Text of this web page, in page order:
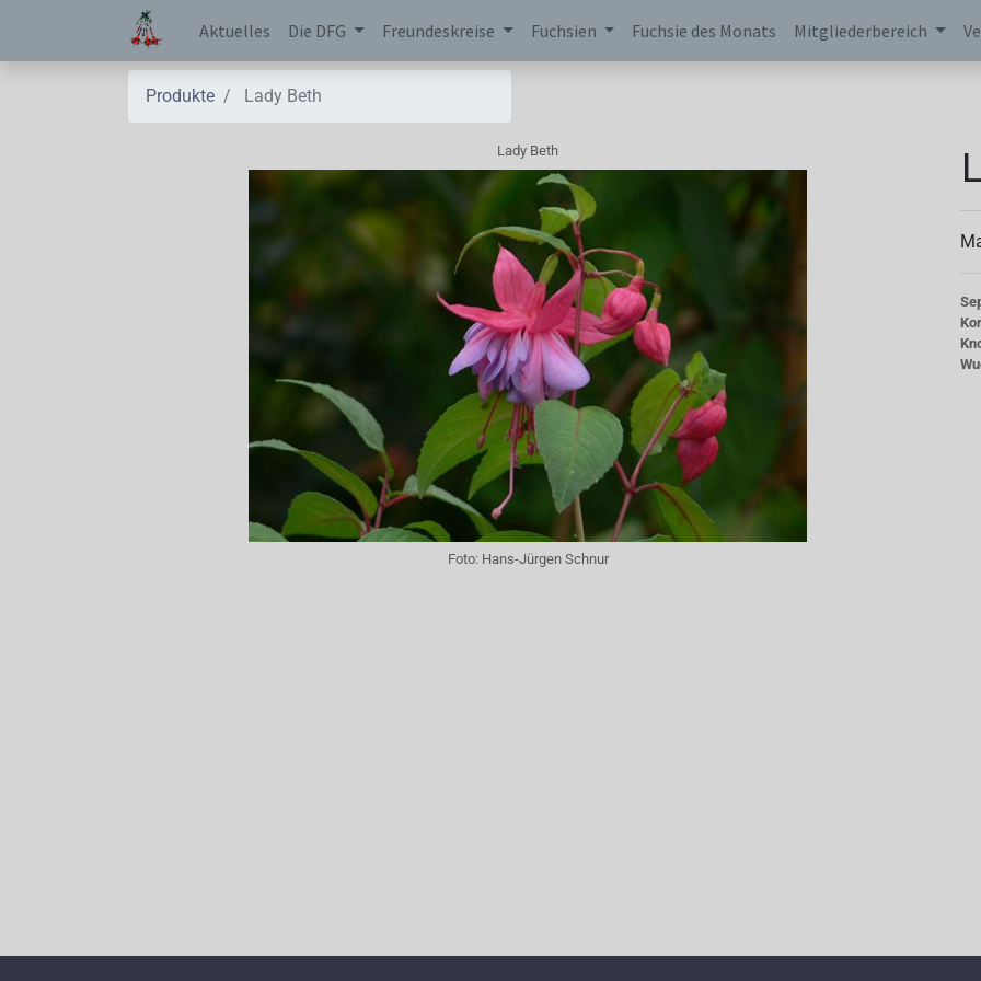
Aktuelles Die DFG Freundeskreise Fuchsien Fuchsie des Monats Mitgliederbereich
Produkte Lady Beth
Lady Beth
Foto: Hans-Jürgen Schnur